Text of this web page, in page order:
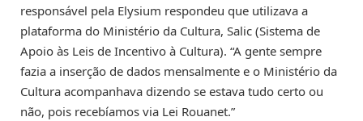
responsável pela Elysium respondeu que utilizava a
plataforma do Ministério da Cultura, Salic (Sistema de
Apoio às Leis de Incentivo à Cultura). “A gente sempre
fazia a inserção de dados mensalmente e o Ministério da
Cultura acompanhava dizendo se estava tudo certo ou
não, pois recebíamos via Lei Rouanet.”